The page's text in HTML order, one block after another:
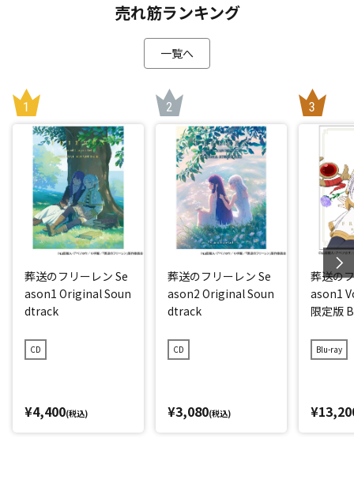
売れ筋ランキング
一覧へ
葬送のフリーレン Se
ason1 Original Soun
dtrack
CD
¥4,400(税込)
葬送のフリーレン Se
ason2 Original Soun
dtrack
CD
¥3,080(税込)
葬送の
ason1
限定版
Blu-ray